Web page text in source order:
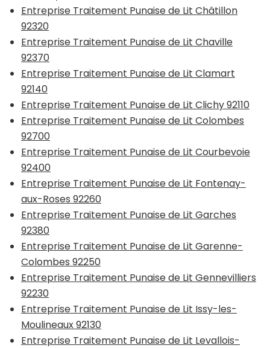
Entreprise Traitement Punaise de Lit Châtillon
92320
Entreprise Traitement Punaise de Lit Chaville
92370
Entreprise Traitement Punaise de Lit Clamart
92140
Entreprise Traitement Punaise de Lit Clichy 92110
Entreprise Traitement Punaise de Lit Colombes
92700
Entreprise Traitement Punaise de Lit Courbevoie
92400
Entreprise Traitement Punaise de Lit Fontenay-
aux-Roses 92260
Entreprise Traitement Punaise de Lit Garches
92380
Entreprise Traitement Punaise de Lit Garenne-
Colombes 92250
Entreprise Traitement Punaise de Lit Gennevilliers
92230
Entreprise Traitement Punaise de Lit Issy-les-
Moulineaux 92130
Entreprise Traitement Punaise de Lit Levallois-